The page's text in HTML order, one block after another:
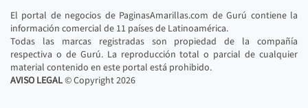
El portal de negocios de PaginasAmarillas.com de Gurú contiene la
información comercial de 11 países de Latinoamérica.
Todas las marcas registradas son propiedad de la compañía
respectiva o de Gurú. La reproducción total o parcial de cualquier
material contenido en este portal está prohibido.
AVISO LEGAL© Copyright2026